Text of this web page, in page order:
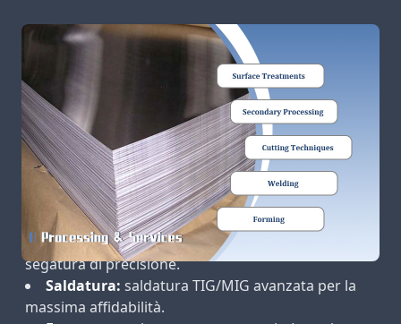
Lavorazioni e servizi
Trattamenti superficiali:rivestimento,
lucidatura, anodizzazione, galvanizzazione,
verniciatura.
Lavorazioni secondarie:taglio, fresatura,
foratura, tornitura, lavorazione CNC.
Tecniche di taglio:getto d'acqua, plasma, laser,
segatura di precisione.
Saldatura: saldatura TIG/MIG avanzata per la
massima affidabilità.